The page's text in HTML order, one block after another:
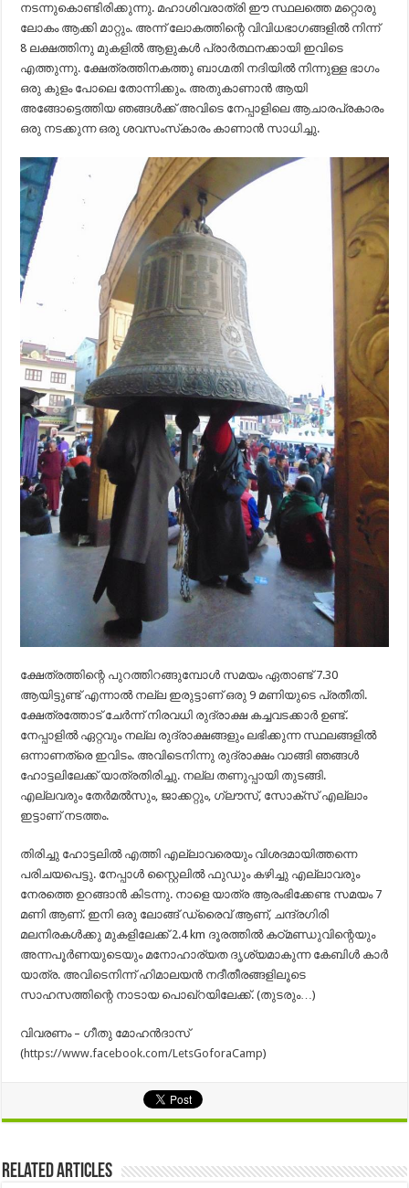
നടന്നുകൊണ്ടിരിക്കുന്നു. മഹാശിവരാത്രി ഈ സ്ഥലത്തെ മറ്റൊരു
ലോകം ആക്കി മാറ്റും. അന്ന് ലോകത്തിന്റെ വിവിധഭാഗങ്ങളിൽ നിന്ന്
8 ലക്ഷത്തിനു മുകളിൽ ആളുകൾ പ്രാർത്ഥനക്കായി ഇവിടെ
എത്തുന്നു. ക്ഷേത്രത്തിനകത്തു ബാഗ്മതി നദിയിൽ നിന്നുള്ള ഭാഗം
ഒരു കുളം പോലെ തോന്നിക്കും. അതുകാണാൻ ആയി
അങ്ങോട്ടെത്തിയ ഞങ്ങൾക്ക് അവിടെ നേപ്പാളിലെ ആചാരപ്രകാരം
ഒരു നടക്കുന്ന ഒരു ശവസംസ്‍കാരം കാണാൻ സാധിച്ചു.
ക്ഷേത്രത്തിന്റെ പുറത്തിറങ്ങുമ്പോൾ സമയം ഏതാണ്ട് 7.30
ആയിട്ടുണ്ട് എന്നാൽ നല്ല ഇരുട്ടാണ് ഒരു 9 മണിയുടെ പ്രതീതി.
ക്ഷേത്രത്തോട് ചേർന്ന് നിരവധി രുദ്രാക്ഷ കച്ചവടക്കാർ ഉണ്ട്.
നേപ്പാളിൽ ഏറ്റവും നല്ല രുദ്രാക്ഷങ്ങളും ലഭിക്കുന്ന സ്ഥലങ്ങളിൽ
ഒന്നാണത്രെ ഇവിടം. അവിടെനിന്നു രുദ്രാക്ഷം വാങ്ങി ഞങ്ങൾ
ഹോട്ടലിലേക്ക് യാത്രതിരിച്ചു. നല്ല തണുപ്പായി തുടങ്ങി.
എല്ലവരും തേർമൽസും, ജാക്കറ്റും, ഗ്ലൗസ്, സോക്സ്‌ എല്ലാം
ഇട്ടാണ് നടത്തം.
തിരിച്ചു ഹോട്ടലിൽ എത്തി എല്ലാവരെയും വിശദമായിത്തന്നെ
പരിചയപെട്ടു. നേപ്പാൾ സ്റ്റൈലിൽ ഫുഡും കഴിച്ചു എല്ലാവരും
നേരത്തെ ഉറങ്ങാൻ കിടന്നു. നാളെ യാത്ര ആരംഭിക്കേണ്ട സമയം 7
മണി ആണ്. ഇനി ഒരു ലോങ്ങ് ഡ്രൈവ് ആണ്, ചന്ദ്രഗിരി
മലനിരകൾക്കു മുകളിലേക്ക് 2.4 km ദൂരത്തിൽ കഠ്മണ്ഡുവിന്റെയും
അന്നപൂർണയുടെയും മനോഹാര്യത ദൃശ്യമാകുന്ന കേബിൾ കാർ
യാത്ര. അവിടെനിന്ന് ഹിമാലയൻ നദീതീരങ്ങളിലൂടെ
സാഹസത്തിന്റെ നാടായ പൊഖ്‌റയിലേക്ക്. (തുടരും…)
വിവരണം – ഗീതു മോഹന്‍ദാസ്‌
(https://www.facebook.com/LetsGoforaCamp)
Related Articles